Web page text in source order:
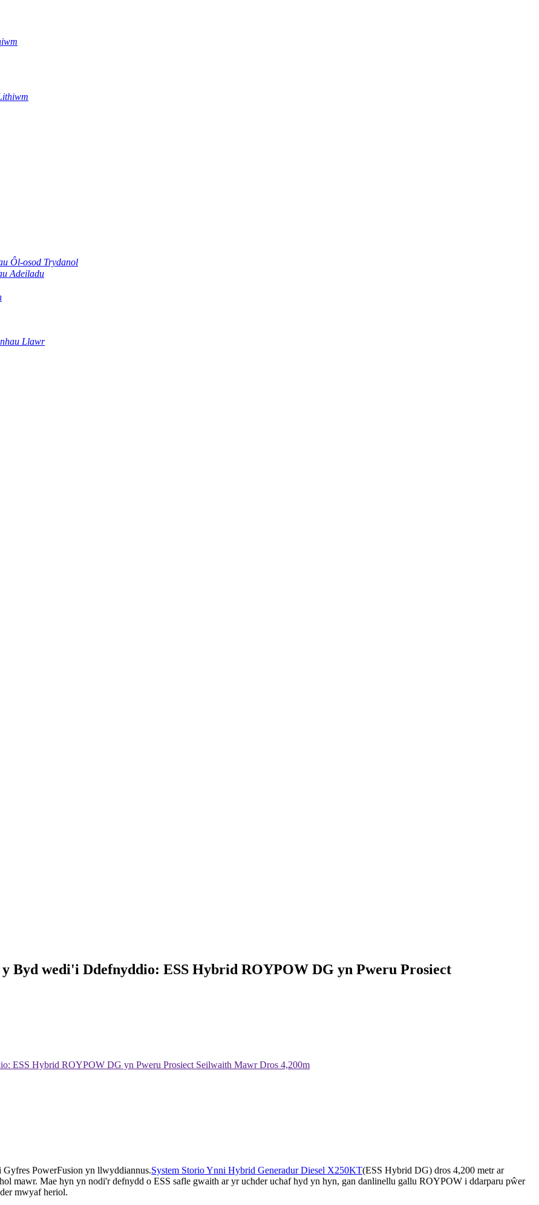
Ôl-osod Trydanol
Adeiladu
Llawr
Byd wedi'i Ddefnyddio: ESS Hybrid ROYPOW DG yn Pweru Prosiect
ESS Hybrid ROYPOW DG yn Pweru Prosiect Seilwaith Mawr Dros 4,200m
PowerFusion yn llwyddiannus.System Storio Ynni Hybrid Generadur Diesel X250KT(ESS Hybrid DG) dros 4,200 metr ar
mawr. Mae hyn yn nodi'r defnydd o ESS safle gwaith ar yr uchder uchaf hyd yn hyn, gan danlinellu gallu ROYPOW i ddarparu pŵer
mwyaf heriol.